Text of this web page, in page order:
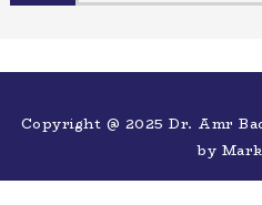
Copyright @ 2025 Dr. Amr
by